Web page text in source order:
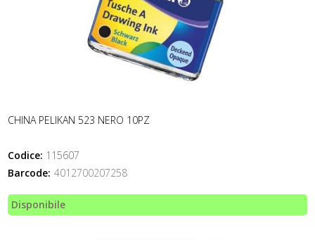
CHINA PELIKAN 523 NERO 10PZ
Codice: 115607
Barcode: 4012700207258
Disponibile